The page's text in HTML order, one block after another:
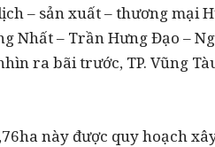
– sản xuất – thương mại
Nhất – Trần Hưng Đạo –
ra bãi trước, TP. Vũng
này được quy hoạch